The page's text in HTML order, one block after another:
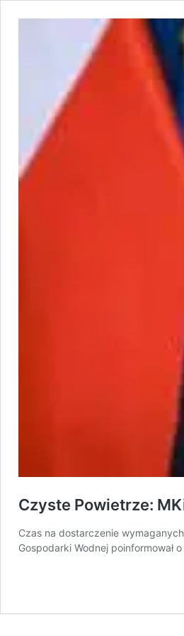
Czyste Powietrze:
Czas na dostarczenie
Gospodarki Wodnej poinformował